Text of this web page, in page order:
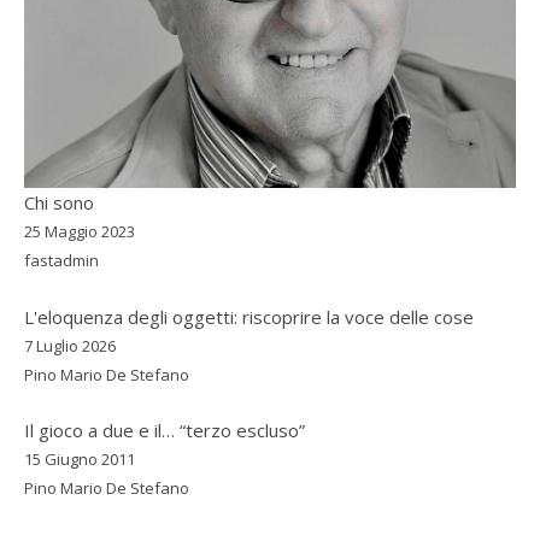
Chi sono
25 Maggio 2023
fastadmin
L'eloquenza degli oggetti: riscoprire la voce delle cose
7 Luglio 2026
Pino Mario De Stefano
Il gioco a due e il… “terzo escluso”
15 Giugno 2011
Pino Mario De Stefano